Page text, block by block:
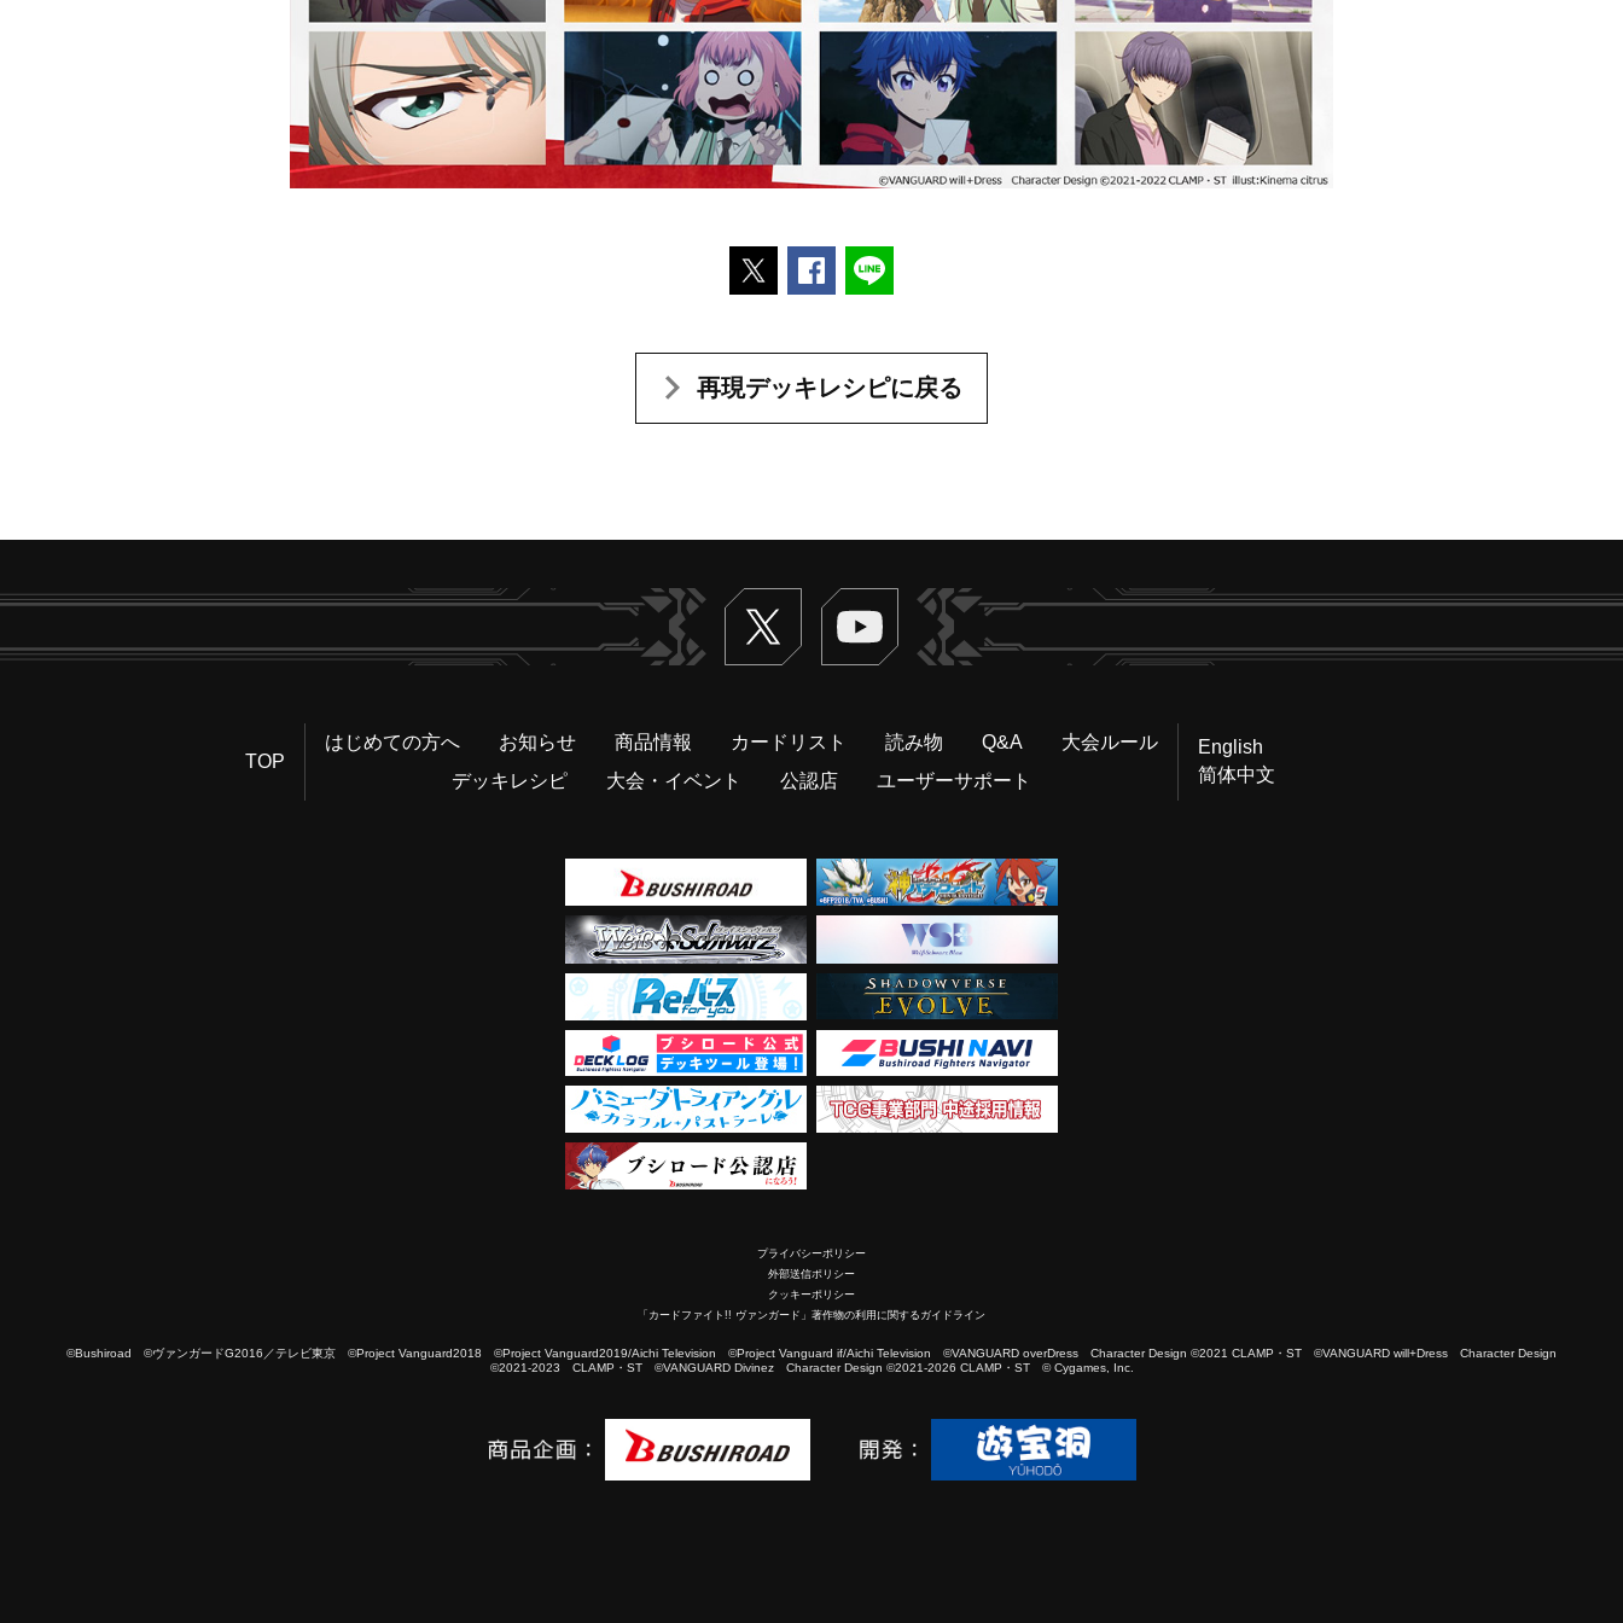
ポストするFacebookでシェアする
再現デッキレシピに戻る
Twitter ヴァンガードch
TOP
はじめての方へ お知らせ 商品情報 カードリスト 読み物 Q&A
大会ルール
デッキレシピ
大会・イベント 公認店 ユーザーサポート
English
简体中文
プライバシーポリシー
外部送信ポリシー
クッキーポリシー
「カードファイト!! ヴァンガード」著作物の利用に関するガイドライン
©Bushiroad ©ヴァンガードG2016／テレビ東京 ©Project Vanguard2018 ©Project Vanguard2019/Aichi Television ©Project Vanguard if/Aichi Television ©VANGUARD overDress Character Design ©2021 CLAMP・ST ©VANGUARD will+Dress Character Design
©2021-2023 CLAMP・ST ©VANGUARD Divinez Character Design ©2021-2026 CLAMP・ST © Cygames, Inc.